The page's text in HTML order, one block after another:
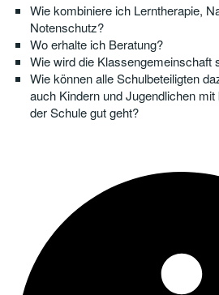
Wie kombiniere ich Lerntherapie,
Notenschutz?
Wo erhalte ich Beratung?
Wie wird die Klassengemeinschaft
Wie können alle Schulbeteiligten
auch Kindern und Jugendlichen
der Schule gut geht?